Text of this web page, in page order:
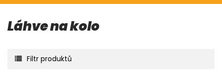
Láhve na kolo
Filtr produktů